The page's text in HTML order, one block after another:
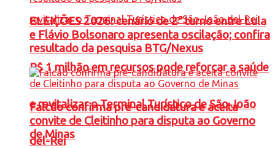
R$ 1 milhão em recursos pode reforçar a saúde
e revitalizar o Terminal Turístico de São João
del-Rei
ELEIÇÕES 2026: cenário de 2° turno entre Lula
e Flávio Bolsonaro apresenta oscilação; confira
resultado da pesquisa BTG/Nexus
Falcão confirma pré-candidatura e aceita
convite de Cleitinho para disputa ao Governo
de Minas